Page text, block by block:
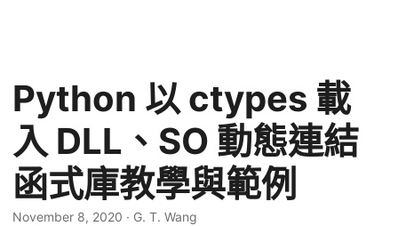
Python 以 ctypes 載
入 DLL、SO 動態連結
函式庫教學與範例
November 8, 2020 · G. T. Wang